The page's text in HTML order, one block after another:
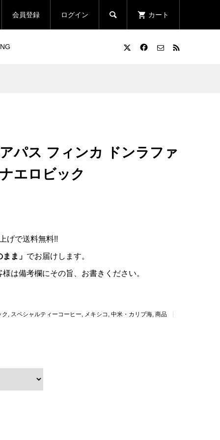
会員登録 ログイン  カート
パス フィンカ ドンラファ
エロビック
げで送料無料!!
ま」 でお届けします。
は備考欄にその旨、お書きください。
ク スペシャルティーコーヒー メキシコ 中米・カリブ海, 商品